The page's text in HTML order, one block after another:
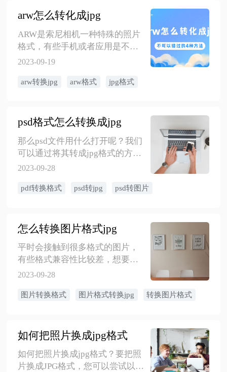
省了很多时间，是个非常值得下
载的软件！小伙伴们可以先下载
软件然后跟小编一起熟悉一下转
换的操作步骤！
arw怎么转化成jpg
​ARW是索尼相机一种特殊的照片
格式，有些手机或者应用是不支
持打开这种格式的，如果想要查
编辑工具，或者利用格式转换工
如何快速查看arw图片或者转成jpg
2023-09-19
arw转换jpg arw格式 jpg格式
​psd格式怎么转换成jpg
那么psd文件用什么打开呢？我们
可以通过将其转成jpg格式的方式
解决，jpg格式大部分设备都是可
法可以帮助你将psd转成jpg格式，
2023-09-28
pdf转换格式 psd转jpg psd转图片
怎么转换图片格式jpg
平时会接触到很多格式的图片，
有些格式兼容性比较差，想要解
决兼容性的问题，将格式转成jpg
怎么转换图片格式为jpg，这里将
2023-09-28
图片转换格式 图片格式转换jpg 转换图片格式
​如何把照片换成jpg格式
如何把照片换成jpg格式？要把照
片换成JPG格式，您可以尝试以下